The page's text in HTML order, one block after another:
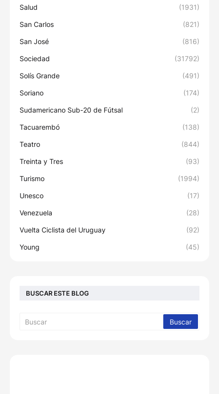
Salud (1931)
San Carlos (821)
San José (816)
Sociedad (31792)
Solís Grande (491)
Soriano (174)
Sudamericano Sub-20 de Fútsal (2)
Tacuarembó (138)
Teatro (844)
Treinta y Tres (93)
Turismo (1994)
Unesco (17)
Venezuela (28)
Vuelta Ciclista del Uruguay (92)
Young (45)
BUSCAR ESTE BLOG